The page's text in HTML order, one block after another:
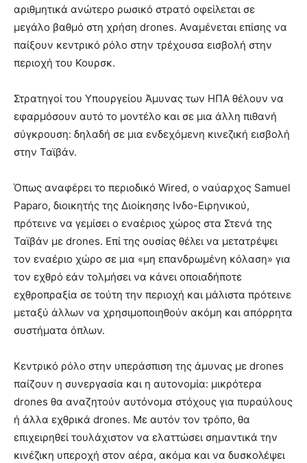
αριθμητικά ανώτερο ρωσικό στρατό οφείλεται σε
μεγάλο βαθμό στη χρήση drones. Αναμένεται επίσης να
παίξουν κεντρικό ρόλο στην τρέχουσα εισβολή στην
περιοχή του Κουρσκ.
Στρατηγοί του Υπουργείου Άμυνας των ΗΠΑ θέλουν να
εφαρμόσουν αυτό το μοντέλο και σε μια άλλη πιθανή
σύγκρουση: δηλαδή σε μια ενδεχόμενη κινεζική εισβολή
στην Ταϊβάν.
Όπως αναφέρει το περιοδικό Wired, ο ναύαρχος Samuel
Paparo, διοικητής της Διοίκησης Ινδο-Ειρηνικού,
πρότεινε να γεμίσει ο εναέριος χώρος στα Στενά της
Ταϊβάν με drones. Επί της ουσίας θέλει να μετατρέψει
τον εναέριο χώρο σε μια «μη επανδρωμένη κόλαση» για
τον εχθρό εάν τολμήσει να κάνει οποιαδήποτε
εχθροπραξία σε τούτη την περιοχή και μάλιστα πρότεινε
μεταξύ άλλων να χρησιμοποιηθούν ακόμη και απόρρητα
συστήματα όπλων.
Κεντρικό ρόλο στην υπεράσπιση της άμυνας με drones
παίζουν η συνεργασία και η αυτονομία: μικρότερα
drones θα αναζητούν αυτόνομα στόχους για πυραύλους
ή άλλα εχθρικά drones. Με αυτόν τον τρόπο, θα
επιχειρηθεί τουλάχιστον να ελαττώσει σημαντικά την
κινέζικη υπεροχή στον αέρα, ακόμα και να δυσκολέψει